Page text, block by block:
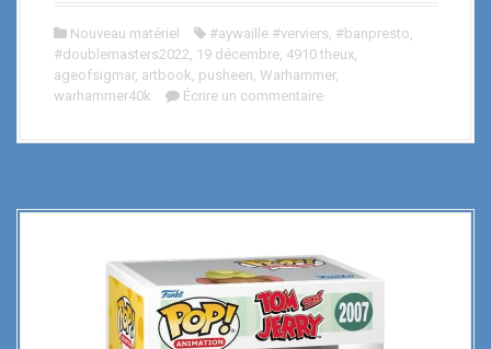
Nouveau matériel #aywaille #verviers #banpresto
#doublemasters2022 19 décembre 4910 theux
ageofsigmar, artbook pusheen Warhammer,
warhammer40k
Écrire un commentaire